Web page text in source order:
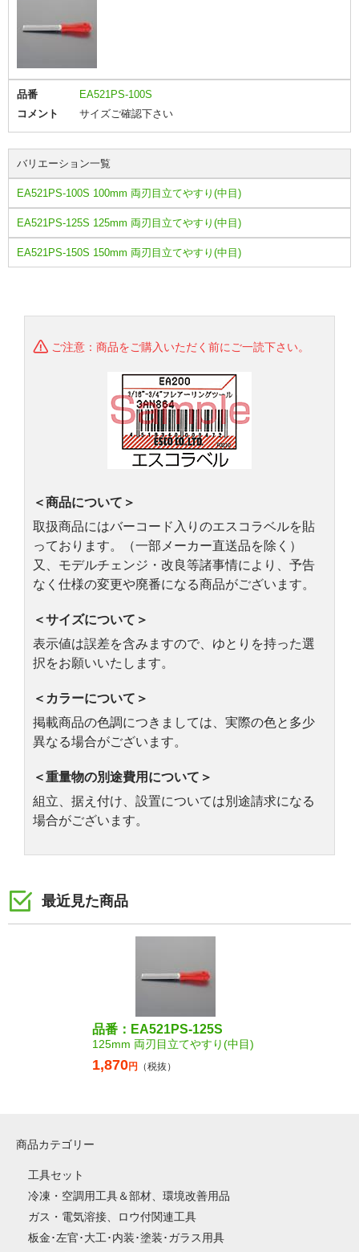
品番
EA521PS-100S
コメント
サイズご確認下さい
バリエーション一覧
EA521PS-100S 100mm 両刃目立てやすり(中目)
EA521PS-125S 125mm 両刃目立てやすり(中目)
EA521PS-150S 150mm 両刃目立てやすり(中目)
ご注意：商品をご購入いただく前にご一読下さい。
＜商品について＞
取扱商品にはバーコード入りのエスコラベルを貼
っております。（一部メーカー直送品を除く）
又、モデルチェンジ・改良等諸事情により、予告
なく仕様の変更や廃番になる商品がございます。
＜サイズについて＞
表示値は誤差を含みますので、ゆとりを持った選
択をお願いいたします。
＜カラーについて＞
掲載商品の色調につきましては、実際の色と多少
異なる場合がございます。
＜重量物の別途費用について＞
組立、据え付け、設置については別途請求になる
場合がございます。
最近見た商品
品番：EA521PS-125S
125mm 両刃目立てやすり(中目)
1,870円 （税抜）
商品カテゴリー
工具セット
冷凍・空調用工具＆部材、環境改善用品
ガス・電気溶接、ロウ付関連工具
板金･左官･大工･内装･塗装･ガラス用具